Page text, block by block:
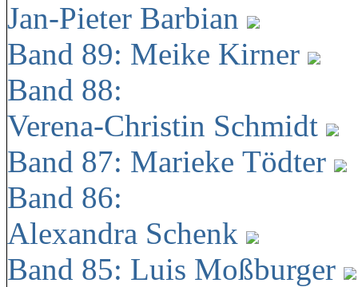
Jan-Pieter Barbian
Band 89: Meike Kirner
Band 88:
Verena-Christin Schmidt
Band 87: Marieke Tödter
Band 86:
Alexandra Schenk
Band 85: Luis Moßburger